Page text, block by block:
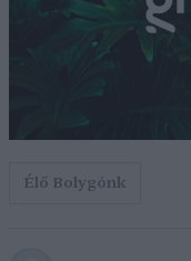
Élő Bolygónk